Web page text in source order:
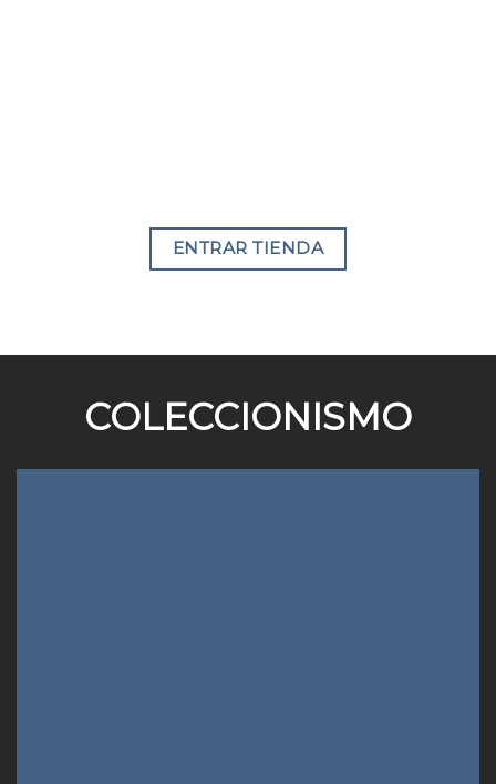
ENTRAR TIENDA
COLECCIONISMO